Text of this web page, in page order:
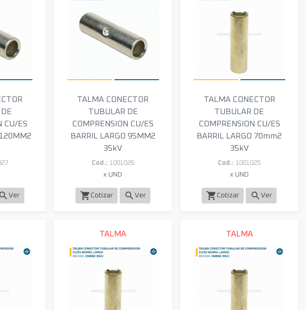
CU/ES
Ver
TALMA CONECTOR
TUBULAR DE
COMPRENSION CU/ES
BARRIL LARGO 95MM2
35kV
Cod.: 1001026
x UND
shopping_cart Cotizar search Ver
TALMA CONECTOR
TUBULAR DE
COMPRENSION CU/ES
BARRIL LARGO 70mm2
35kV
Cod.: 1001025
x UND
shopping_cart Cotizar searchVer
TALMA TALMA